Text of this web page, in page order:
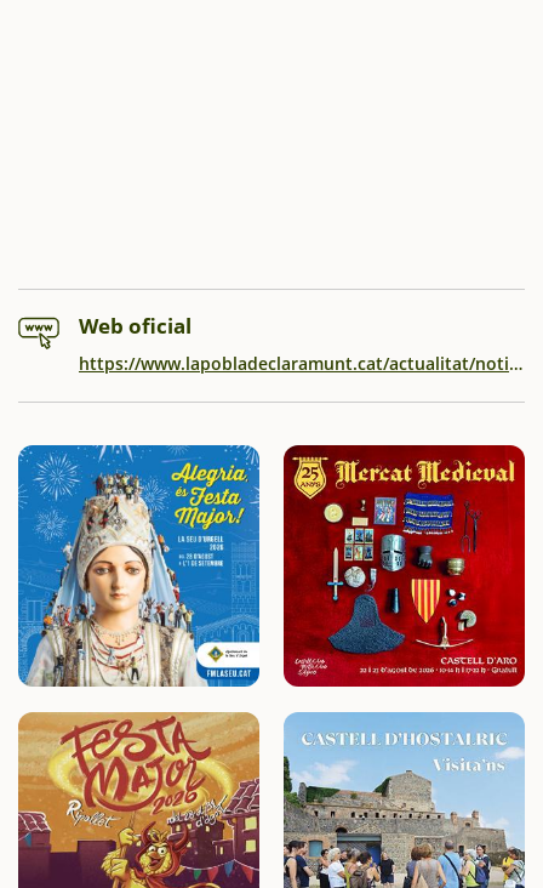
Web oficial
https://www.lapobladeclaramunt.cat/actualitat/noticies/la-pobla-de-claramunt-celebra-la-fira-de-la-candelera-amb-una-aposta-decidida-pel-producte-de-proximitat-lart-local-i-el-teixit-associatiu.html